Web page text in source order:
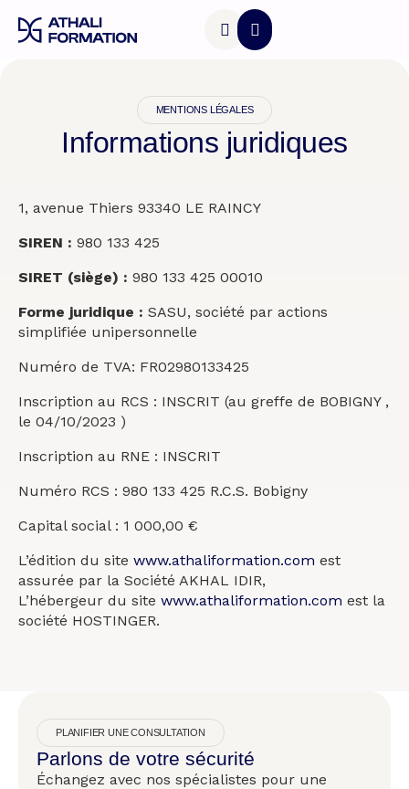
MENTIONS LÉGALES
Informations juridiques
1, avenue Thiers 93340 LE RAINCY
SIREN : 980 133 425
SIRET (siège) : 980 133 425 00010
Forme juridique : SASU, société par actions
simplifiée unipersonnelle
Numéro de TVA: FR02980133425
Inscription au RCS : INSCRIT (au greffe de BOBIGNY ,
le 04/10/2023 )
Inscription au RNE : INSCRIT
Numéro RCS : 980 133 425 R.C.S. Bobigny
Capital social : 1 000,00 €
L’édition du site www.athaliformation.com est
assurée par la Société AKHAL IDIR,
L’hébergeur du site www.athaliformation.com est la
société HOSTINGER.
PLANIFIER UNE CONSULTATION
Parlons de votre sécurité
Échangez avec nos spécialistes pour une